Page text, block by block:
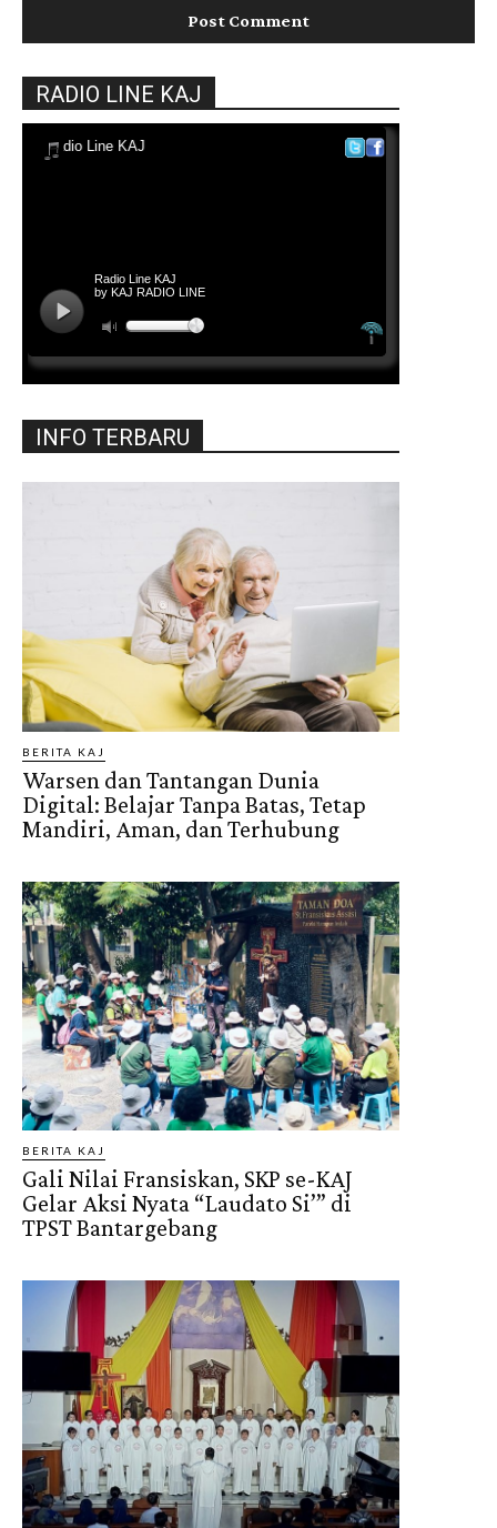
RADIO LINE KAJ
INFO TERBARU
BERITA KAJ
Warsen dan Tantangan Dunia
Digital: Belajar Tanpa Batas, Tetap
Mandiri, Aman, dan Terhubung
BERITA KAJ
Gali Nilai Fransiskan, SKP se-KAJ
Gelar Aksi Nyata “Laudato Si’” di
TPST Bantargebang